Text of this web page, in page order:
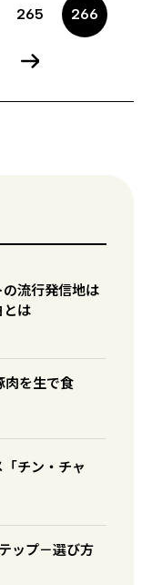
265 266
流行発信地は
とは
を生で食
チン・チャ
ップ－選び方